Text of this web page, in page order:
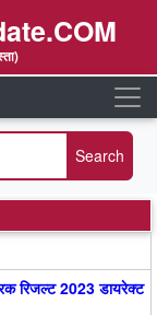
रिजल्ट 2023 डायरेक्ट